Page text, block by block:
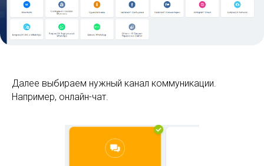
Далее выбираем нужный канал коммуникации.
Например, онлайн-чат.